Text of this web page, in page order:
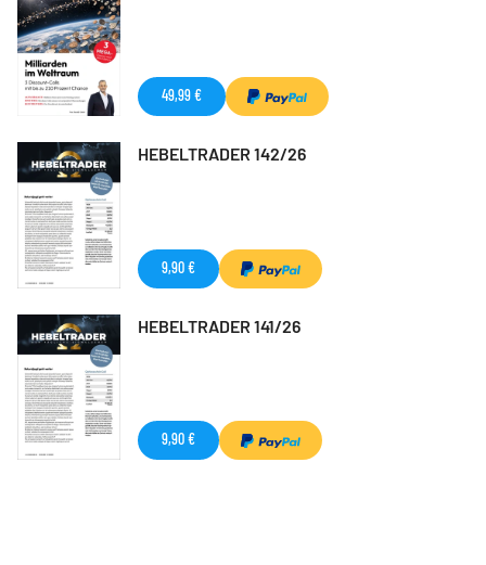
49,99 €
HEBELTRADER 142/26
9,90 €
HEBELTRADER 141/26
9,90 €